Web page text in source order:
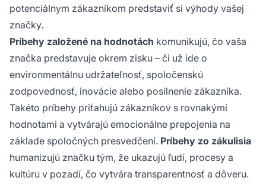
potenciálnym zákazníkom predstaviť si výhody vašej
značky.
Príbehy založené na hodnotách komunikujú, čo vaša
značka predstavuje okrem zisku – či už ide o
environmentálnu udržateľnosť, spoločenskú
zodpovednosť, inovácie alebo posilnenie zákazníka.
Takéto príbehy priťahujú zákazníkov s rovnakými
hodnotami a vytvárajú emocionálne prepojenia na
základe spoločných presvedčení. Príbehy zo zákulisia
humanizujú značku tým, že ukazujú ľudí, procesy a
kultúru v pozadí, čo vytvára transparentnosť a dôveru.